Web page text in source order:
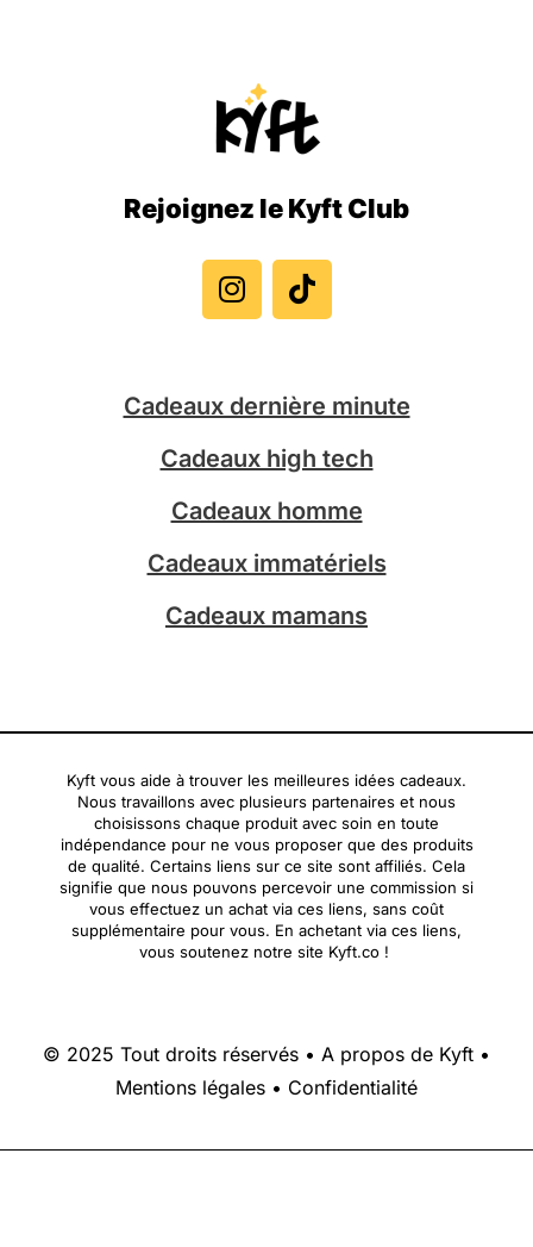
Rejoignez le Kyft Club
n
s
t
r
a
m
i
k
t
Cadeaux dernière minute
Cadeaux high tech
Cadeaux homme
Cadeaux immatériels
Cadeaux mamans
Kyft vous aide à trouver les meilleures idées cadeaux.
Nous travaillons avec plusieurs partenaires et nous
choisissons chaque produit avec soin en toute
indépendance pour ne vous proposer que des produits
de qualité. Certains liens sur ce site sont affiliés. Cela
signifie que nous pouvons percevoir une commission si
vous effectuez un achat via ces liens, sans coût
supplémentaire pour vous. En achetant via ces liens,
vous soutenez notre site Kyft.co !
© 2025 Tout droits réservés • A propos de Kyft •
Mentions légales • Confidentialité